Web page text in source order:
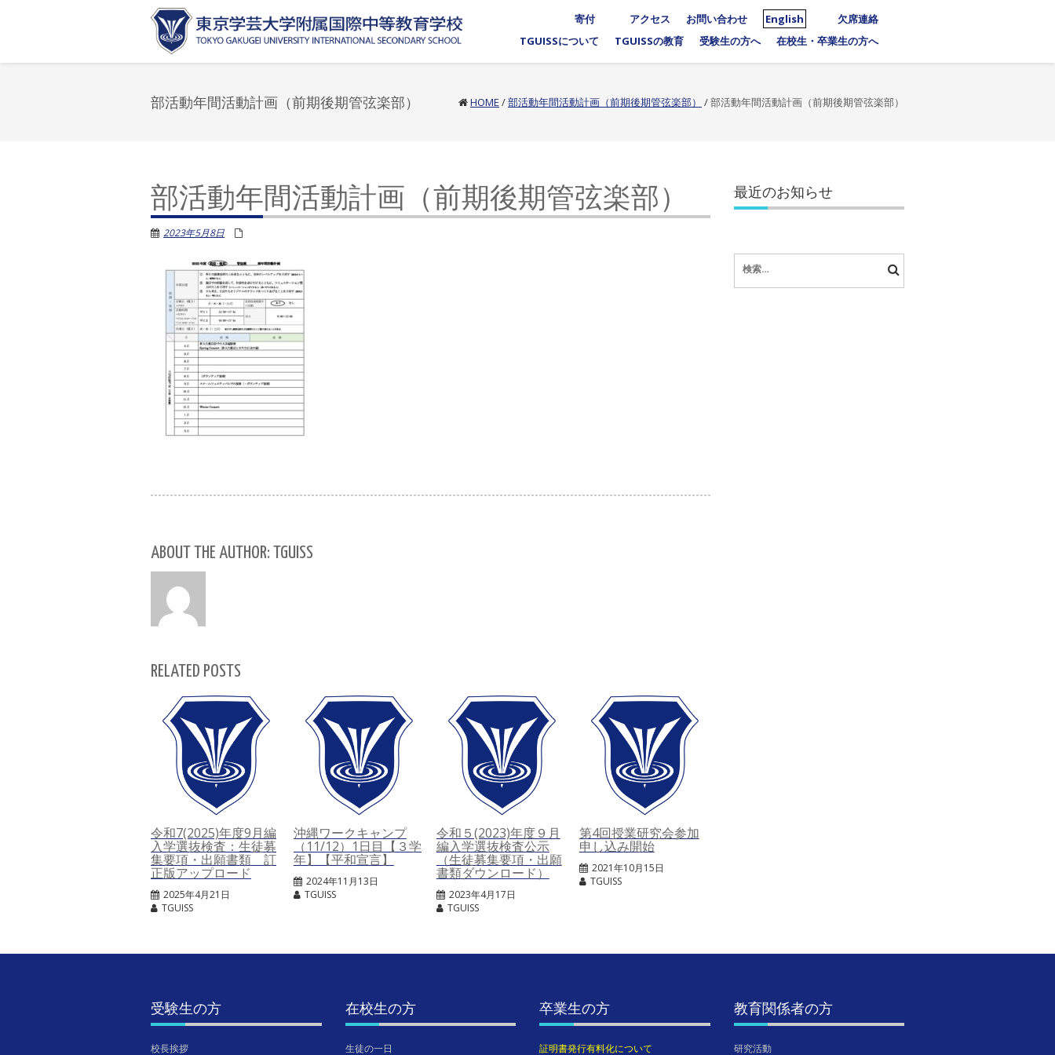
寄付 アクセス お問い合わせ English
欠席連絡
TGUISSについて
TGUISSの教育 受験生の方へ 在校生・卒業生の方へ
部活動年間活動計画（前期後期管弦楽部） HOME /部活動年間活動計画（前期後期管弦楽部） /部活動年間活動計画（前期後期管弦楽部）
部活動年間活動計画（前期後期管弦楽部）
2023年5月8日
ABOUT THE AUTHOR: TGUISS
RELATED POSTS
令和7(2025)年度9月編
入学選抜検査：生徒募
集要項・出願書類 訂
正版アップロード
2025年4月21日
TGUISS
沖縄ワークキャンプ
（11/12）1日目【３学
年】【平和宣言】
2024年11月13日
TGUISS
令和５(2023)年度９月
編入学選抜検査公示
（生徒募集要項・出願
書類ダウンロード）
2023年4月17日
TGUISS
第4回授業研究会参加
申し込み開始
2021年10月15日
TGUISS
最近のお知らせ
索:
受験生の方
校長挨拶
在校生の方
生徒の一日
卒業生の方
証明書発行有料化について
教育関係者の方
研究活動